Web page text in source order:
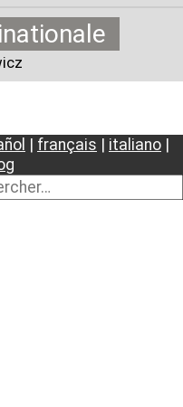
français italiano